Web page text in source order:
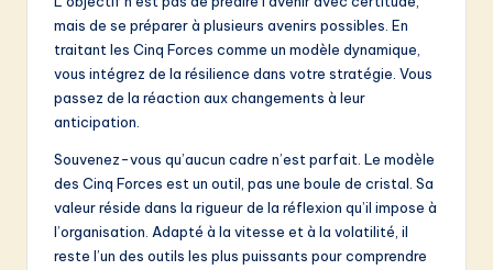
mais de se préparer à plusieurs avenirs possibles. En
traitant les Cinq Forces comme un modèle dynamique,
vous intégrez de la résilience dans votre stratégie. Vous
passez de la réaction aux changements à leur
anticipation.
Souvenez-vous qu’aucun cadre n’est parfait. Le modèle
des Cinq Forces est un outil, pas une boule de cristal. Sa
valeur réside dans la rigueur de la réflexion qu’il impose à
l’organisation. Adapté à la vitesse et à la volatilité, il
reste l’un des outils les plus puissants pour comprendre